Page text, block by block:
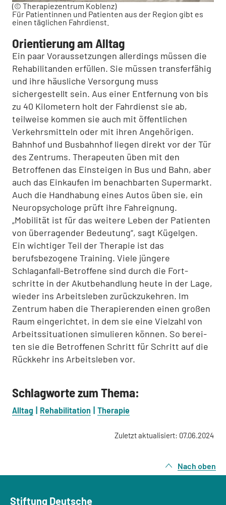
(© Therapiezentrum Koblenz)
Für Patientinnen und Patienten aus der Region gibt es
einen täglichen Fahrdienst.
Orientierung am Alltag
Ein paar Voraussetzungen allerdings müssen die
Rehabilitan­den erfüllen. Sie müssen transferfähig
und ihre häusliche Ver­sorgung muss
sichergestellt sein. Aus einer Entfernung von bis
zu 40 Kilometern holt der Fahrdienst sie ab,
teilweise kommen sie auch mit öffent­lichen
Verkehrsmitteln oder mit ihren Angehörigen.
Bahn­hof und Busbahnhof liegen direkt vor der Tür
des Zent­rums. Therapeuten üben mit den
Betroffenen das Einstei­gen in Bus und Bahn, aber
auch das Einkaufen im be­nachbarten Supermarkt.
Auch die Handhabung eines Autos üben sie, ein
Neuropsychologe prüft ihre Fahreignung.
„Mobilität ist für das weitere Leben der Patienten
von überra­gender Bedeutung“, sagt Kügelgen.
Ein wichtiger Teil der Therapie ist das
berufsbezogene Trai­ning. Viele jüngere
Schlaganfall-Betroffene sind durch die Fort­
schritte in der Akutbehandlung heute in der Lage,
wieder ins Arbeitsleben zurückzukehren. Im
Zentrum haben die Thera­pierenden einen großen
Raum eingerichtet, in dem sie eine Vielzahl von
Arbeitssituationen simulieren können. So berei­
ten sie die Betroffenen Schritt für Schritt auf die
Rückkehr ins Arbeitsleben vor.
Schlagworte zum Thema:
Alltag Rehabilitation Therapie
Zuletzt aktualisiert: 07.06.2024
Nach oben
Stiftung Deutsche